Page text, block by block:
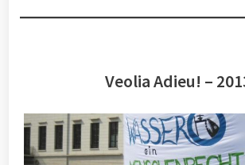
Veolia Adieu! –